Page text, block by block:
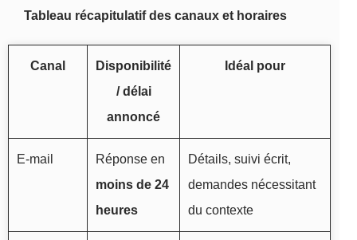
Tableau récapitulatif des canaux et horaires
Canal
Disponibilité
/ délai
annoncé
Idéal pour
E-mail
Réponse en
moins de 24
heures
Détails, suivi écrit,
demandes nécessitant
du contexte